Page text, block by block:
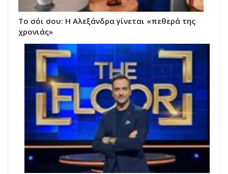
Το σόι σου: Η Αλεξάνδρα γίνεται «πεθερά της
χρονιάς»